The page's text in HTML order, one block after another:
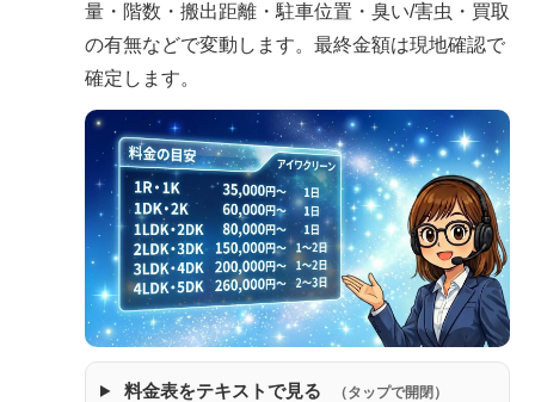
量・階数・搬出距離・駐車位置・臭い/害虫・買取
の有無などで変動します。最終金額は現地確認で
確定します。
料金表をテキストで見る （タップで開閉）